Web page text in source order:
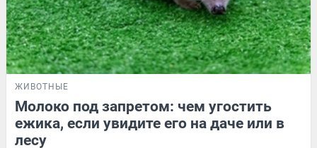
ЖИВОТНЫЕ
Молоко под запретом: чем угостить
ежика, если увидите его на даче или в
лесу